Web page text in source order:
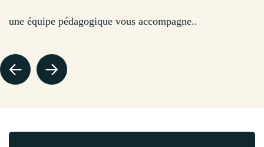
une équipe pédagogique vous accompagne..
DOMINIQUE - DIRECTEUR DU CFA